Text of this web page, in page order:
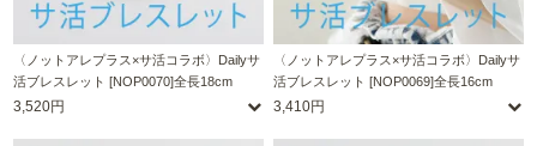
〈ノットアレプラス×サ活コラボ〉Dailyサ
活ブレスレット [NOP0070]全長18cm
3,520円
〈ノットアレプラス×サ活コラボ〉Dailyサ
活ブレスレット [NOP0069]全長16cm
3,410円